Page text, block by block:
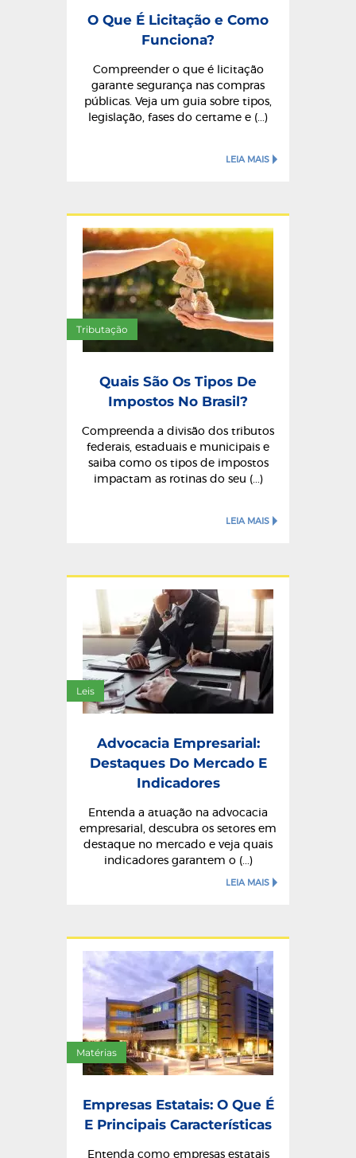
O Que É Licitação e Como
Funciona?
Compreender o que é licitação
garante segurança nas compras
públicas. Veja um guia sobre tipos,
legislação, fases do certame e (...)
LEIA MAIS
Tributação
Quais São Os Tipos De
Impostos No Brasil?
Compreenda a divisão dos tributos
federais, estaduais e municipais e
saiba como os tipos de impostos
impactam as rotinas do seu (...)
LEIA MAIS
Leis
Advocacia Empresarial:
Destaques Do Mercado E
Indicadores
Entenda a atuação na advocacia
empresarial, descubra os setores em
destaque no mercado e veja quais
indicadores garantem o (...)
LEIA MAIS
Matérias
Empresas Estatais: O Que É
E Principais Características
Entenda como empresas estatais